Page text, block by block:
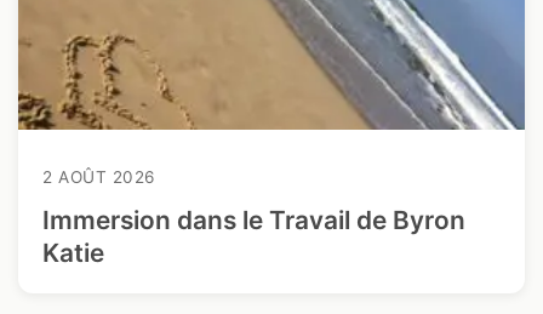
2 AOÛT 2026
Immersion dans le Travail de Byron
Katie